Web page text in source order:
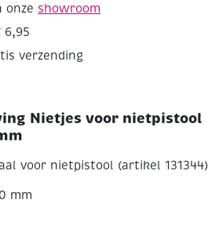
onze showroom
6,95
verzending
Nietjes voor nietpistool
voor nietpistool (artikel 131344)
mm